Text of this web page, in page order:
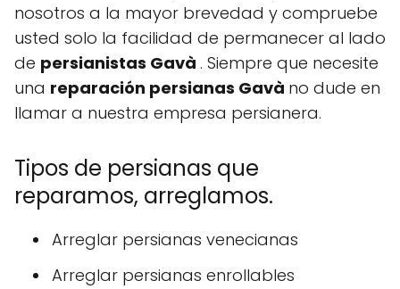
nosotros a la mayor brevedad y compruebe
usted solo la facilidad de permanecer al lado
de persianistas Gavà . Siempre que necesite
una reparación persianas Gavà no dude en
llamar a nuestra empresa persianera.
Tipos de persianas que
reparamos, arreglamos.
Arreglar persianas venecianas
Arreglar persianas enrollables